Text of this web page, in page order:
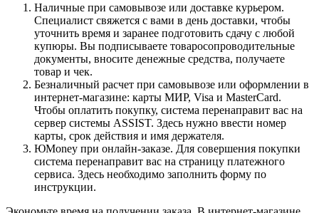
Наличные при самовывозе или доставке курьером.
Специалист свяжется с вами в день доставки, чтобы
уточнить время и заранее подготовить сдачу с любой
купюры. Вы подписываете товаросопроводительные
документы, вносите денежные средства, получаете
товар и чек.
Безналичный расчет при самовывозе или оформлении в
интернет-магазине: карты МИР, Visa и MasterCard.
Чтобы оплатить покупку, система перенаправит вас на
сервер системы ASSIST. Здесь нужно ввести номер
карты, срок действия и имя держателя.
ЮMoney при онлайн-заказе. Для совершения покупки
система перенаправит вас на страницу платежного
сервиса. Здесь необходимо заполнить форму по
инструкции.